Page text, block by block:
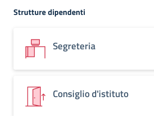
Strutture dipendenti
Segreteria
Consiglio d'istituto